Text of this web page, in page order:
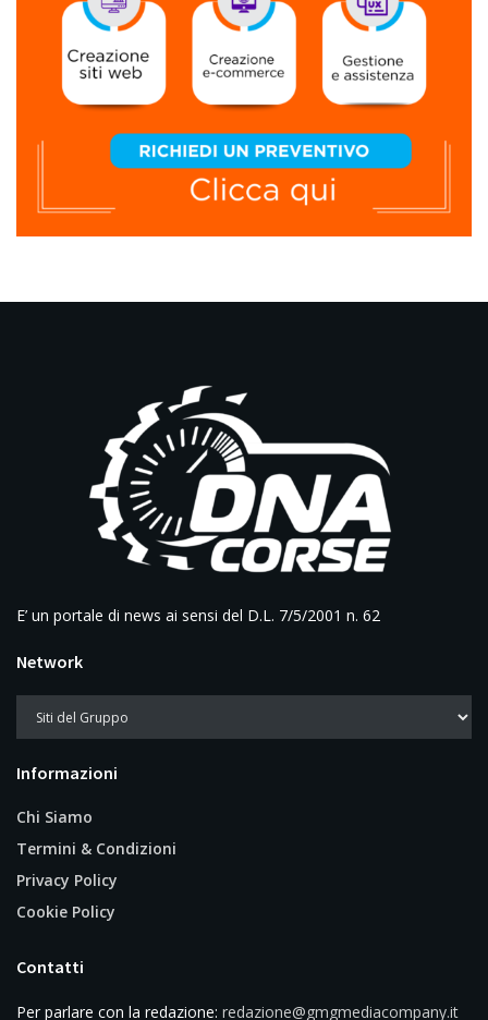
E’ un portale di news ai sensi del D.L. 7/5/2001 n. 62
Network
Informazioni
Chi Siamo
Termini & Condizioni
Privacy Policy
Cookie Policy
Contatti
Per parlare con la redazione: redazione@gmgmediacompany.it